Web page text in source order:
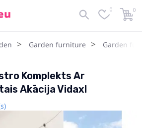
0 0
Garden furniture Garden
Komplekts Ar
Akācija Vidaxl